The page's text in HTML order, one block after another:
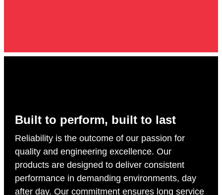
Built to perform, built to last
Reliability is the outcome of our passion for
quality and engineering excellence. Our
products are designed to deliver consistent
performance in demanding environments, day
after day. Our commitment ensures long service